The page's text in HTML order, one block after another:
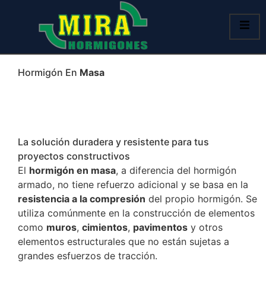
Hormigón En Masa
La solución duradera y resistente para tus
proyectos constructivos
El hormigón en masa, a diferencia del hormigón
armado, no tiene refuerzo adicional y se basa en la
resistencia a la compresión del propio hormigón. Se
utiliza comúnmente en la construcción de elementos
como muros, cimientos, pavimentos y otros
elementos estructurales que no están sujetas a
grandes esfuerzos de tracción.